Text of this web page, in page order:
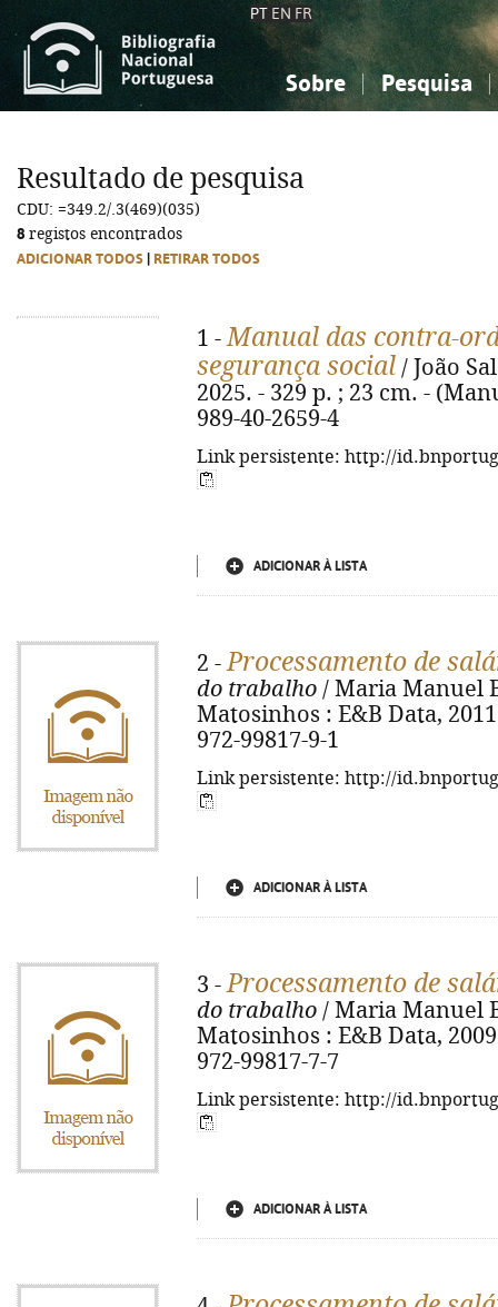
PT EN FR
Sobre Pesquisa
Ciências sociais...
Ciências sociais...
Resultado de pesquisa
CDU: =349.2/.3(469)(035)
8 registos encontrados
ADICIONAR TODOS RETIRAR TODOS
1 -Manual das contra-
segurança social / João
2025. - 329 p. ; 23 cm. -
989-40-2659-4
Link persistente: http://
ADICIONAR À LISTA
2 -Processamento de
do trabalho / Maria Manuel
Matosinhos : E&B Data,
972-99817-9-1
Link persistente: http://
ADICIONAR À LISTA
3 -Processamento de
do trabalho / Maria Manuel
Matosinhos : E&B Data,
972-99817-7-7
Link persistente: http://
ADICIONAR À LISTA